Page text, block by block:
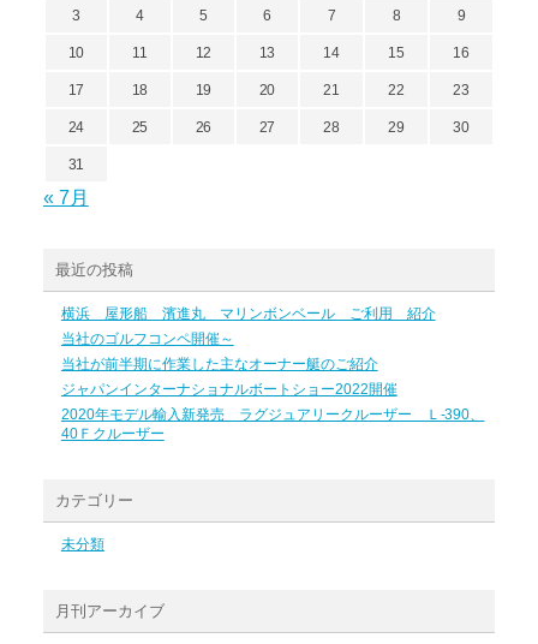
3 4 5 6 7 8 9
10 11 12 13 14 15 16
17 18 19 20 21 22 23
24 25 26 27 28 29 30
31
« 7月
最近の投稿
横浜 屋形船 濱進丸 マリンボンベール ご利用 紹介
当社のゴルフコンペ開催～
当社が前半期に作業した主なオーナー艇のご紹介
ジャパンインターナショナルボートショー2022開催
2020年モデル輸入新発売 ラグジュアリークルーザー Ｌ-390、
40Ｆクルーザー
カテゴリー
未分類
月刊アーカイブ